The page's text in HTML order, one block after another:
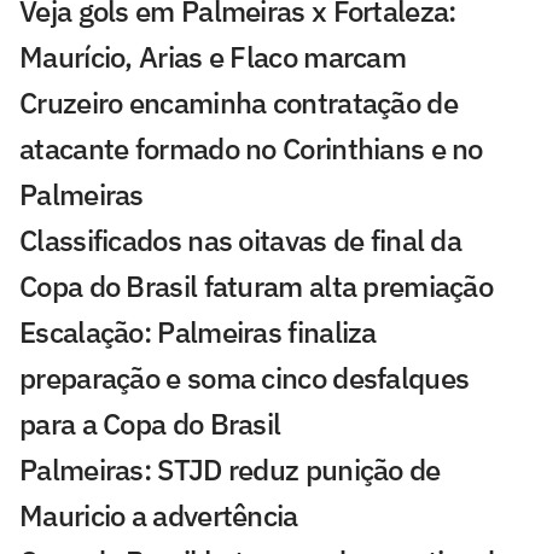
Veja gols em Palmeiras x Fortaleza:
Maurício, Arias e Flaco marcam
Cruzeiro encaminha contratação de
atacante formado no Corinthians e no
Palmeiras
Classificados nas oitavas de final da
Copa do Brasil faturam alta premiação
Escalação: Palmeiras finaliza
preparação e soma cinco desfalques
para a Copa do Brasil
Palmeiras: STJD reduz punição de
Mauricio a advertência